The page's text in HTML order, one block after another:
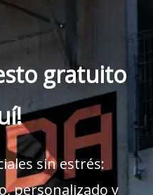
gratuito
sin estrés:
personalizado y